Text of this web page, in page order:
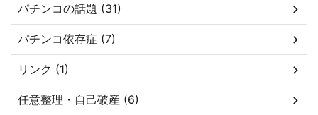
パチンコの話題 (31)
パチンコ依存症 (7)
リンク (1)
任意整理・自己破産 (6)